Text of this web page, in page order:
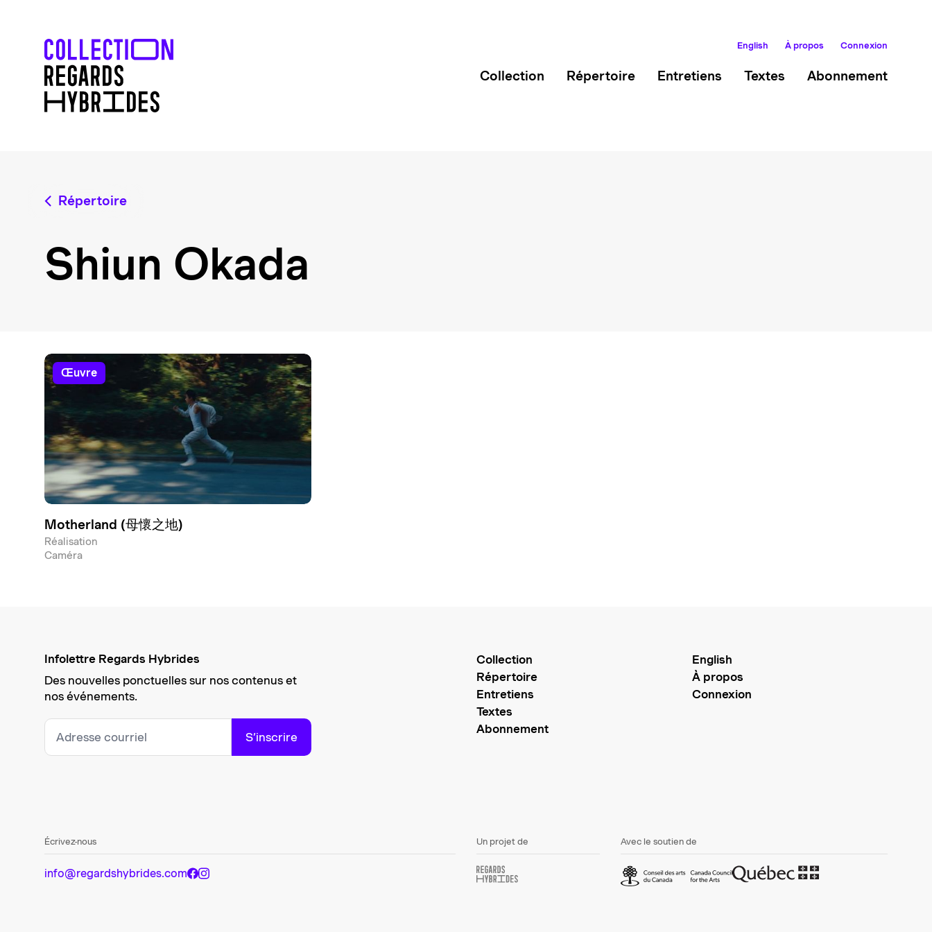
English À propos Connexion
Collection Répertoire Entretiens Textes Abonnement
Répertoire
Shiun Okada
œuvre
Motherland (母懷之地)
Réalisation
Caméra
Infolettre Regards Hybrides
Des nouvelles ponctuelles sur nos contenus et
nos événements.
S’inscrire
Collection
Répertoire
Entretiens
Textes
Abonnement
English
À propos
Connexion
Écrivez-nous
info@regardshybrides.com
Un projet de Avec le soutien de